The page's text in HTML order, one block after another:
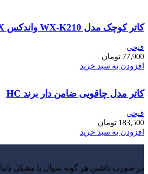
کاتر کوچک مدل WX-K210 واندکس WANDEX
قیچی
77,900 تومان
افزودن به سبد خرید
کاتر مدل چاقویی ضامن دار برند HC
قیچی
183,500 تومان
افزودن به سبد خرید
در صورت داشتن هر گونه سوال یا مشکل باما